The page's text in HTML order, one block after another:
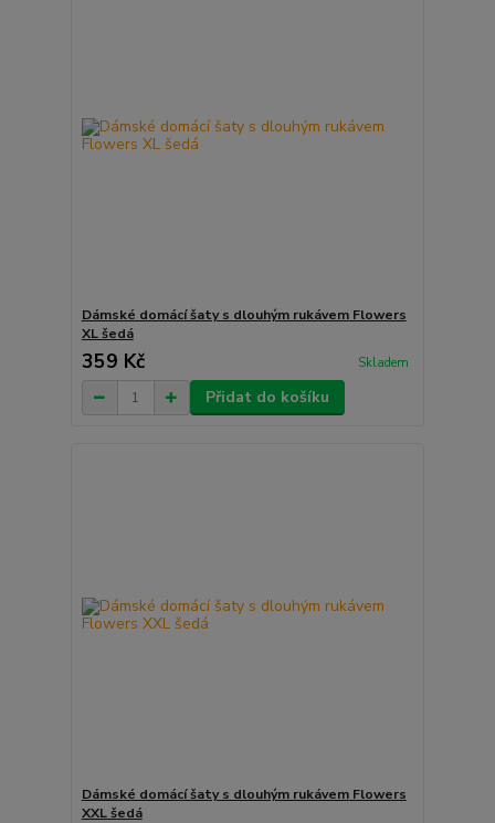
Dámské domácí šaty s dlouhým rukávem Flowers
XL šedá
359 Kč Skladem
Přidat do košíku
Dámské domácí šaty s dlouhým rukávem Flowers
XXL šedá